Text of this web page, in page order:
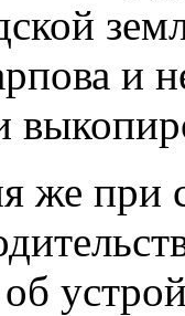
и
же при